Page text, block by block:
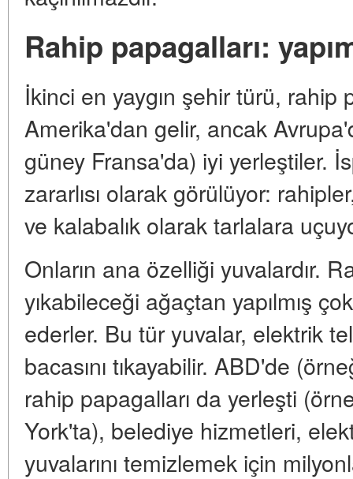
Rahip papagalları:
İkinci en yaygın şehir türü, rahip
Amerika'dan gelir, ancak
güney Fransa'da) iyi yerleştiler.
zararlısı olarak görülüyor:
ve kalabalık olarak tarlalara
Onların ana özelliği yuvalardır.
yıkabileceği ağaçtan yapılmış
ederler. Bu tür yuvalar, elektrik
bacasını tıkayabilir. ABD'de
rahip papagalları da yerleşti
York'ta), belediye hizmetleri,
yuvalarını temizlemek için